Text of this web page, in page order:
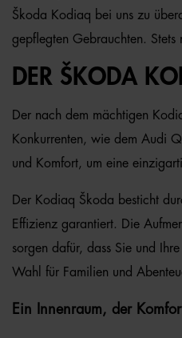
Škoda Kodiaq bei uns zu
gepflegten Gebrauchten.
DER ŠKODA
Der nach dem mächtigen
Konkurrenten, wie dem Audi
und Komfort, um eine
Der Kodiaq Škoda besticht
Effizienz garantiert. Die
sorgen dafür, dass Sie und
Wahl für Familien und
Ein Innenraum, der